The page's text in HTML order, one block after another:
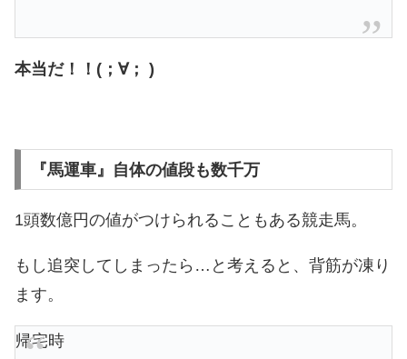
本当だ！！(；∀； )
『馬運車』自体の値段も数千万
1頭数億円の値がつけられることもある競走馬。
もし追突してしまったら…と考えると、背筋が凍り
ます。
帰宅時